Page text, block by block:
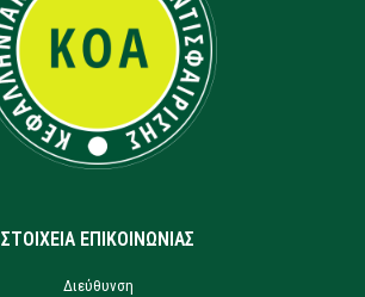
ΣΤΟΙΧΕΙΑ ΕΠΙΚΟΙΝΩΝΙΑΣ
Διεύθυνση